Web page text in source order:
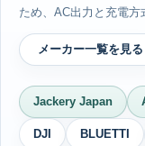
ため、AC出力と充電方
メーカー一覧を見る
Jackery Japan
DJI BLUETTI